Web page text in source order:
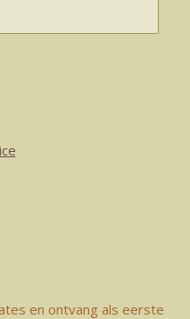
en ontvang als eerste